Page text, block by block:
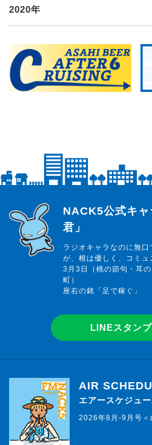
2020年
らじっと君
NACK5公式キャ
君」
ラジオキャラなのに無
が、根は優しく、コミュ
3月3日（桃の節句・耳
町）
座右の銘「足で稼ぐ」
LINEスタン
AIR
エアースケジュ
2026年8月-9月号＜